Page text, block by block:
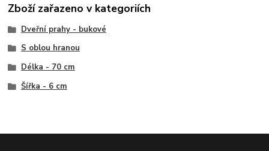
Zboží zařazeno v kategoriích
Dveřní prahy - bukové
S oblou hranou
Délka - 70 cm
Šířka - 6 cm